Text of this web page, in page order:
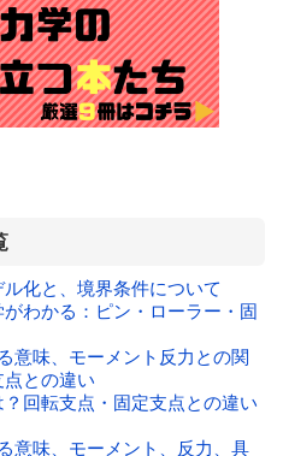
化と、境界条件について
わかる：ピン・ローラー・固
意味、モーメント反力との関
との違い
回転支点・固定支点との違い
意味、モーメント、反力、具